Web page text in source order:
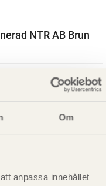
Om
anpassa innehållet
NTR AB Brun